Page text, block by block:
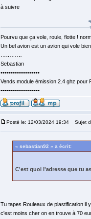
à suivre
Pourvu que ça vole, roule, flotte !
Un bel avion est un avion qui vole
Sebastian
••••••••••••••••••••
Vends module émission 2.4 ghz
••••••••••••••••••••
Posté le: 12/03/2024 19:34 Sujet
« sebastian92 » a écrit:
C'est quoi l'adresse que tu
Tu tapes Rouleaux de plastification il
c'est moins cher on en trouve à 70